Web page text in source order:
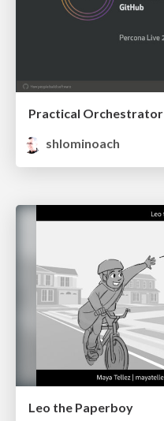
Practical Orchestrator
shlominoach
Leo the Paperboy